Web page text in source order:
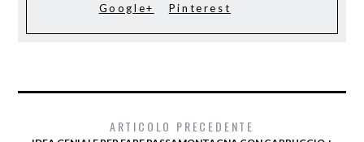
Google+
Pinterest
ARTICOLO PRECEDENTE